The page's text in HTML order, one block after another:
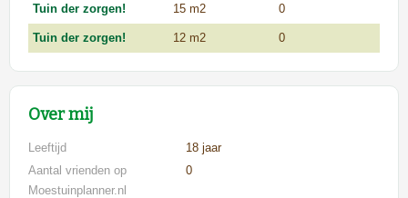
Tuin der zorgen! 15 m2 0
Tuin der zorgen! 12 m2 0
Over mij
Leeftijd
18 jaar
Aantal vrienden op
Moestuinplanner.nl
0